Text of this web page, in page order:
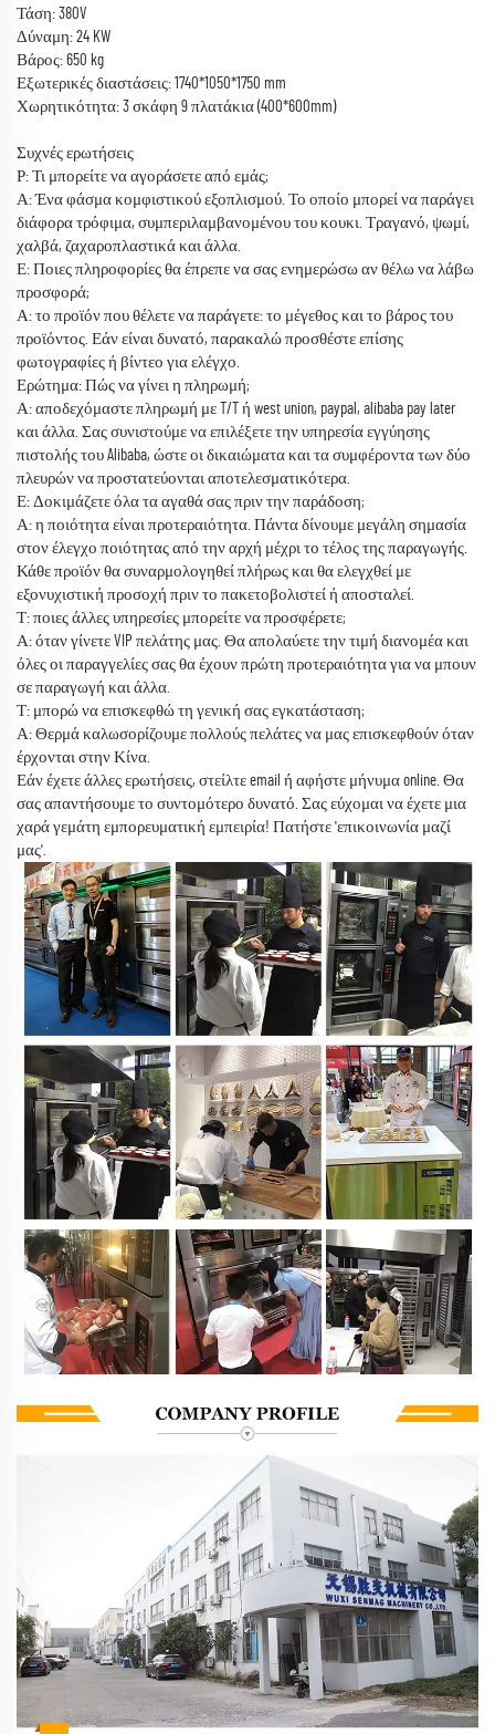
Τάση: 380V
Δύναμη: 24 KW
Βάρος: 650 kg
Εξωτερικές διαστάσεις: 1740*1050*1750 mm
Χωρητικότητα: 3 σκάφη 9 πλατάκια (400*600mm)
Συχνές ερωτήσεις
Ρ: Τι μπορείτε να αγοράσετε από εμάς;
Α: Ένα φάσμα κομφιστικού εξοπλισμού. Το οποίο μπορεί να παράγει
διάφορα τρόφιμα, συμπεριλαμβανομένου του κουκι. Τραγανό, ψωμί,
χαλβά, ζαχαροπλαστικά και άλλα.
Ε: Ποιες πληροφορίες θα έπρεπε να σας ενημερώσω αν θέλω να λάβω
προσφορά;
Α: το προϊόν που θέλετε να παράγετε: το μέγεθος και το βάρος του
προϊόντος. Εάν είναι δυνατό, παρακαλώ προσθέστε επίσης
φωτογραφίες ή βίντεο για ελέγχο.
Ερώτημα: Πώς να γίνει η πληρωμή;
Α: αποδεχόμαστε πληρωμή με T/T ή west union, paypal, alibaba pay later
και άλλα. Σας συνιστούμε να επιλέξετε την υπηρεσία εγγύησης
πιστολής του Alibaba, ώστε οι δικαιώματα και τα συμφέροντα των δύο
πλευρών να προστατεύονται αποτελεσματικότερα.
Ε: Δοκιμάζετε όλα τα αγαθά σας πριν την παράδοση;
Α: η ποιότητα είναι προτεραιότητα. Πάντα δίνουμε μεγάλη σημασία
στον έλεγχο ποιότητας από την αρχή μέχρι το τέλος της παραγωγής.
Κάθε προϊόν θα συναρμολογηθεί πλήρως και θα ελεγχθεί με
εξονυχιστική προσοχή πριν το πακετοβολιστεί ή αποσταλεί.
Τ: ποιες άλλες υπηρεσίες μπορείτε να προσφέρετε;
Α: όταν γίνετε VIP πελάτης μας. Θα απολαύετε την τιμή διανομέα και
όλες οι παραγγελίες σας θα έχουν πρώτη προτεραιότητα για να μπουν
σε παραγωγή και άλλα.
Τ: μπορώ να επισκεφθώ τη γενική σας εγκατάσταση;
Α: Θερμά καλωσορίζουμε πολλούς πελάτες να μας επισκεφθούν όταν
έρχονται στην Κίνα.
Εάν έχετε άλλες ερωτήσεις, στείλτε email ή αφήστε μήνυμα online. Θα
σας απαντήσουμε το συντομότερο δυνατό. Σας εύχομαι να έχετε μια
χαρά γεμάτη εμπορευματική εμπειρία! Πατήστε 'επικοινωνία μαζί
μας'.